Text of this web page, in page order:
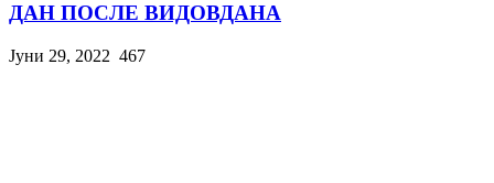
ДАН ПОСЛЕ ВИДОВДАНА
Јуни 29, 2022 467